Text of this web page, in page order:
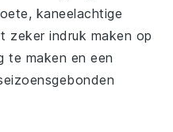
kaneelachtige
zeker indruk maken op
te maken en een